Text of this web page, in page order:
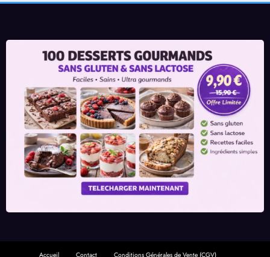
Accueil Contact Conditions Générales de Vente (CGV)